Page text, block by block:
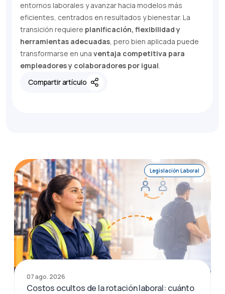
entornos laborales y avanzar hacia modelos más
eficientes, centrados en resultados y bienestar. La
transición requiere planificación, flexibilidad y
herramientas adecuadas, pero bien aplicada puede
transformarse en una ventaja competitiva para
empleadores y colaboradores por igual.
Compartir artículo
Legislación Laboral
07 ago. 2026
Costos ocultos de la rotación laboral: cuánto